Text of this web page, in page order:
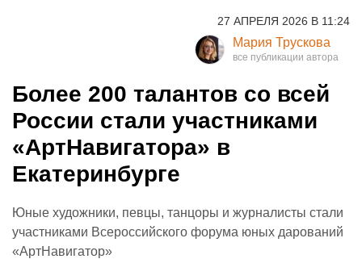
27 АПРЕЛЯ 2026 В 11:24
Мария Трускова
Более 200 талантов со всей
России стали участниками
«AртНавигатора» в
Екатеринбурге
Юные художники, певцы, танцоры и журналисты стали
участниками Всероссийского форума юных дарований
«AртНавигатор»